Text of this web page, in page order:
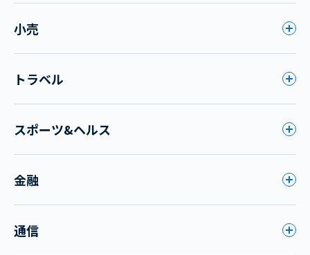
小売
トラベル
スポーツ&ヘルス
金融
通信